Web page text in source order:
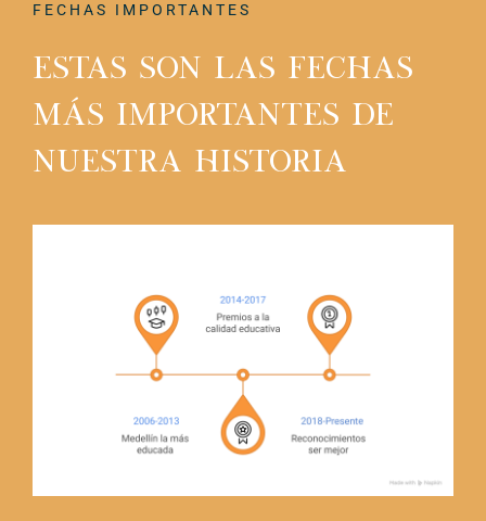
FECHAS IMPORTANTES
Estas son las fechas
más importantes de
nuestra historia